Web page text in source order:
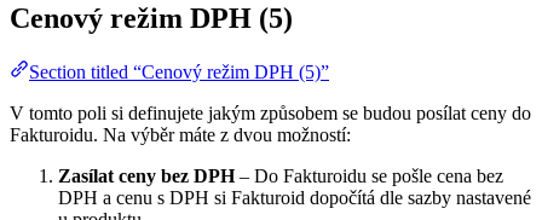
Cenový režim DPH (5)
Section titled “Cenový režim DPH (5)”
V tomto poli si definujete jakým způsobem se budou posílat ceny do
Fakturoidu. Na výběr máte z dvou možností:
Zasílat ceny bez DPH– Do Fakturoidu se pošle cena bez
DPH a cenu s DPH si Fakturoid dopočítá dle sazby nastavené